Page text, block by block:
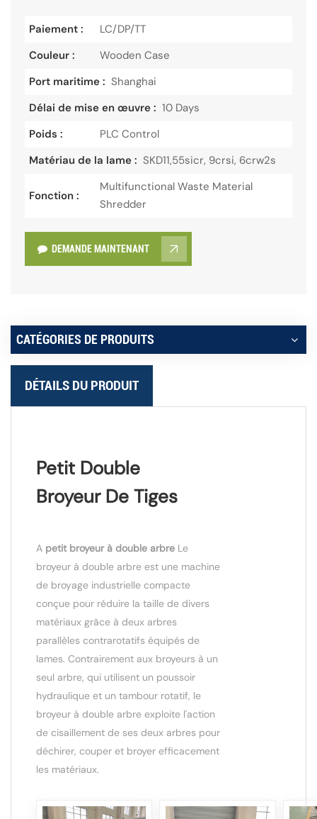
Paiement :
LC/DP/TT
Couleur :
Wooden Case
Port maritime : Shanghai
Délai de mise en œuvre : 10 Days
Poids :
PLC Control
Matériau de la lame : SKD11,55sicr, 9crsi, 6crw2s
Fonction :
Multifunctional Waste Material
Shredder
DEMANDE MAINTENANT
CATÉGORIES DE PRODUITS
DÉTAILS DU PRODUIT
Petit Double
Broyeur De Tiges
A petit broyeur à double arbre Le
broyeur à double arbre est une machine
de broyage industrielle compacte
conçue pour réduire la taille de divers
matériaux grâce à deux arbres
parallèles contrarotatifs équipés de
lames. Contrairement aux broyeurs à un
seul arbre, qui utilisent un poussoir
hydraulique et un tambour rotatif, le
broyeur à double arbre exploite l'action
de cisaillement de ses deux arbres pour
déchirer, couper et broyer efficacement
les matériaux.